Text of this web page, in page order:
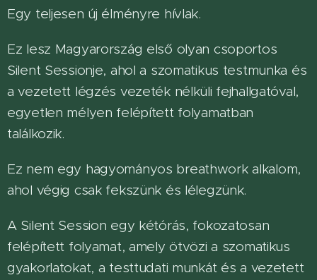
Egy teljesen új élményre hívlak.
Ez lesz Magyarország első olyan csoportos
Silent Sessionje, ahol a szomatikus testmunka és
a vezetett légzés vezeték nélküli fejhallgatóval,
egyetlen mélyen felépített folyamatban
találkozik.
Ez nem egy hagyományos breathwork alkalom,
ahol végig csak fekszünk és lélegzünk.
A Silent Session egy kétórás, fokozatosan
felépített folyamat, amely ötvözi a szomatikus
gyakorlatokat, a testtudati munkát és a vezetett